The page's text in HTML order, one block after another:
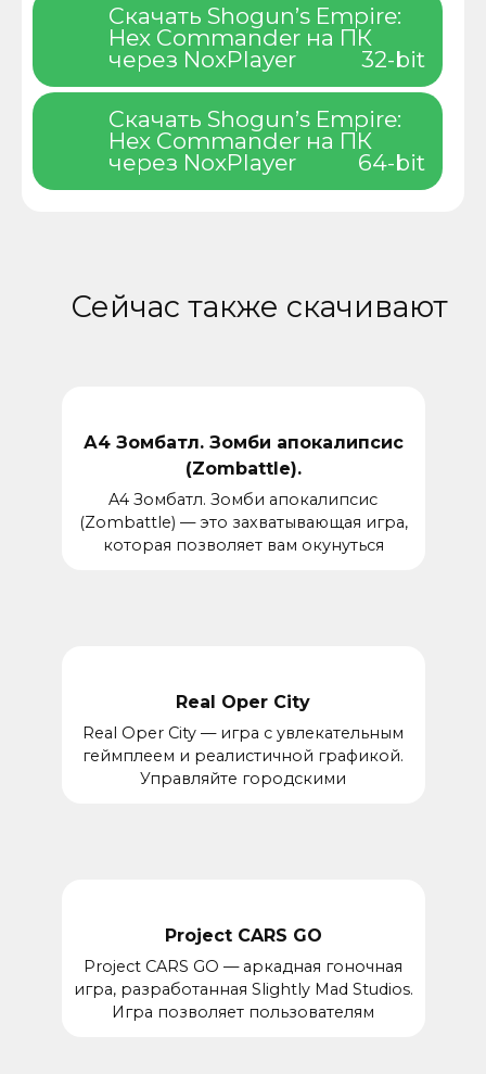
Скачать Shogun’s Empire:
Hex Commander на ПК
через NoxPlayer
32-bit
Скачать Shogun’s Empire:
Hex Commander на ПК
через NoxPlayer
64-bit
Сейчас также скачивают
А4 Зомбатл. Зомби апокалипсис
(Zombattle).
A4 Зомбатл. Зомби апокалипсис
(Zombattle) — это захватывающая игра,
которая позволяет вам окунуться
Real Oper City
Real Oper City — игра с увлекательным
геймплеем и реалистичной графикой.
Управляйте городскими
Project CARS GO
Project CARS GO — аркадная гоночная
игра, разработанная Slightly Mad Studios.
Игра позволяет пользователям